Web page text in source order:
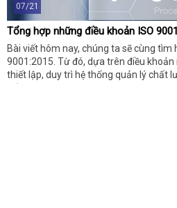
07/21
Tổng hợp những điều khoản ISO
Bài viết hôm nay, chúng ta sẽ cùng tìm
9001:2015. Từ đó, dựa trên điều khoản
thiết lập, duy trì hệ thống quản lý chất